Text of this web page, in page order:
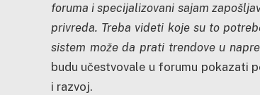
foruma i specijalizovani sajam
privreda. Treba videti koje su to
sistem može da prati trendove u
budu učestvovale u forumu pokazati
i razvoj.